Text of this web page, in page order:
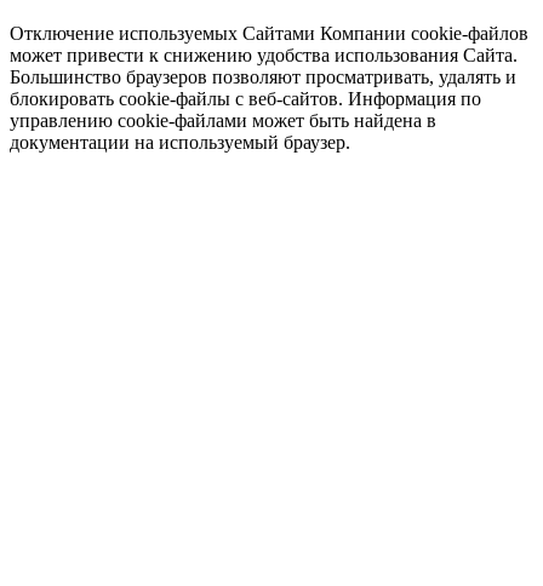
Отключение используемых Сайтами Компании cookie-файлов
может привести к снижению удобства использования Сайта.
Большинство браузеров позволяют просматривать, удалять и
блокировать cookie-файлы c веб-сайтов. Информация по
управлению cookie-файлами может быть найдена в
документации на используемый браузер.